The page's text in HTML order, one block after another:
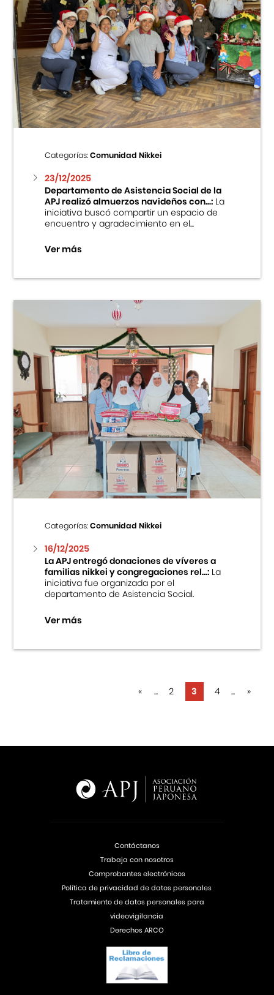
Categorías:Comunidad Nikkei
23/12/2025
Departamento de Asistencia Social de la
APJ realizó almuerzos navideños con...:La
iniciativa buscó compartir un espacio de
encuentro y agradecimiento en el...
Ver más
Categorías:Comunidad Nikkei
16/12/2025
La APJ entregó donaciones de víveres a
familias nikkei y congregaciones rel...:La
iniciativa fue organizada por el
departamento de Asistencia Social.
Ver más
« ... 2 3 4 ... »
Contáctanos
Trabaja con nosotros
Comprobantes electrónicos
Política de privacidad de datos personales
Tratamiento de datos personales para
videovigilancia
Derechos ARCO